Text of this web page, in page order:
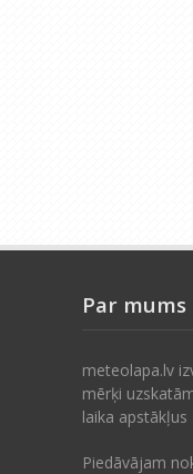
Par mums
meteolapa.lv
mērķi
laika apstākļus
Piedāvājam